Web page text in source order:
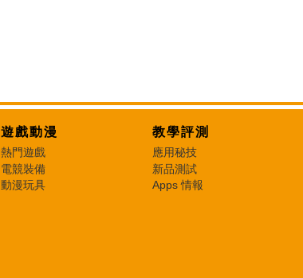
遊戲動漫
熱門遊戲
電競裝備
動漫玩具
教學評測
應用秘技
新品測試
Apps 情報